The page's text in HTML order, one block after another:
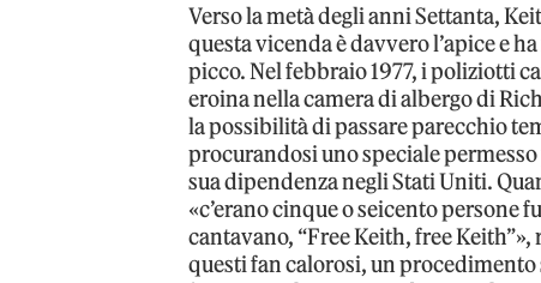
Verso la metà degli anni Settanta,
questa vicenda è davvero l’apice e
picco. Nel febbraio 1977, i poliziotti
eroina nella camera di albergo di
la possibilità di passare parecchio
procurandosi uno speciale
sua dipendenza negli Stati Uniti.
«c’erano cinque o seicento persone
cantavano, “Free Keith, free
questi fan calorosi, un